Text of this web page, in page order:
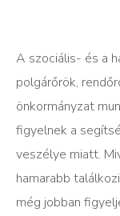
A szociális- és a
polgárőrök,
önkormányzat
figyelnek a
veszélye miatt.
hamarabb
még jobban